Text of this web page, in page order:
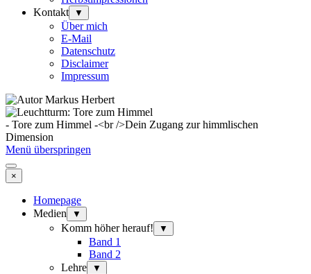
Kontakt
▼
Über mich
E-Mail
Datenschutz
Disclaimer
Impressum
- Tore zum Himmel -<br />Dein Zugang zur himmlischen
Dimension
Menü überspringen
×
Homepage
Medien
▼
Komm höher herauf! ▼
Band 1
Band 2
Lehre
▼